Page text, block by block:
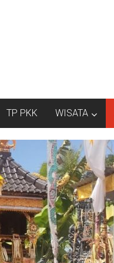
TP PKK WISATA